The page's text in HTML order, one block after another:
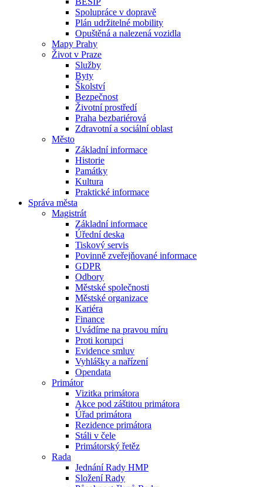
Spolupráce v dopravě
Plán udržitelné mobility
Opuštěná a nalezená vozidla
Mapy Prahy
Život v Praze
Služby
Byty
Školství
Bezpečnost
Životní prostředí
Praha bezbariérová
Zdravotní a sociální oblast
Město
Základní informace
Historie
Památky
Kultura
Praktické informace
Správa města
Magistrát
Základní informace
Úřední deska
Tiskový servis
Povinně zveřejňované informace
GDPR
Odbory
Městské společnosti
Městské organizace
Kariéra
Finance
Uvádíme na pravou míru
Proti korupci
Evidence smluv
Vyhlášky a nařízení
Opendata
Primátor
Vizitka primátora
Akce pod záštitou primátora
Úřad primátora
Rezidence primátora
Stáli v čele
Primátorský řetěz
Rada
Jednání Rady HMP
Složení Rady